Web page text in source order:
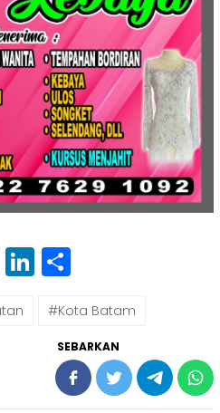
X LinkedIn
#Kota Batam
SEBARKAN